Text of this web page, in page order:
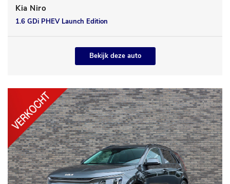
Kia Niro
1.6 GDi PHEV Launch Edition
Bekijk deze auto